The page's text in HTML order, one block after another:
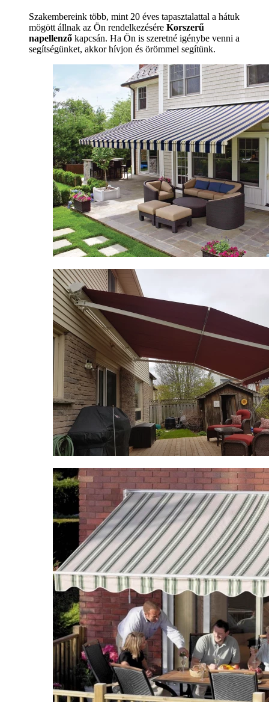
Szakembereink több, mint 20 éves tapasztalattal a hátuk
mögött állnak az Ön rendelkezésére Korszerű
napellenző kapcsán. Ha Ön is szeretné igénybe venni a
segítségünket, akkor hívjon és örömmel segítünk.